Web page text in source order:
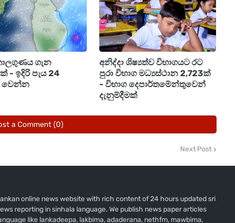
අවශ්‍ය තාක්ෂණික පහසුකම් ලබා ගැනීමට ද නියමිතයි.
මගින් රියදුරන්, මගී ජීවිත, පදිකයින් සහ දේපළ
යුතු තිරසර වැඩ පිළිවෙලක අවශ්‍යතාව විවිධ ආයතන
වැඩසටහනේ එක් ප්‍රමුඛ ක්‍රියාමාර්ගයක් වශයෙන්
රථ (Mobile Lab) සේවාව ආරම්භ වුණා.
මත්ද්‍රව්‍ය භාවිතකර රිය ධාවනයේ යෙදෙන්නන්ට දඬුවම්
වෛද්‍ය ආයතනය සහ ශ්‍රී ලංකා පොලීසිය ඒකාබද්ධව
ගැන
- ඉදිරි පැය 24
වෙන්න
අනිද්දා ශිෂ්‍යත්ව විභාගයට රට
පුරා විභාග මධ්‍යස්ථාන 2,723ක්
- විභාග දෙපාර්තමේන්තුවෙන්
දැනුම්දීමක්
a Comment (0)
Next Post
online news website with rich content of 24 hours updated sri
reporting in sinhala language. We publish news paper articles
like lankadeepa, lakbima, adaderana, nethfm, mawbima,